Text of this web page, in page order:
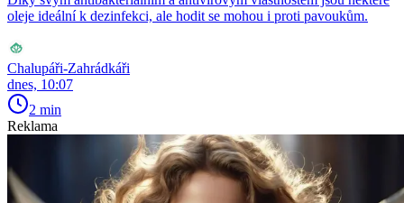
oleje ideální k dezinfekci, ale hodit se mohou i proti pavoukům.
Chalupáři-Zahrádkáři
dnes, 10:07
2 min
Reklama